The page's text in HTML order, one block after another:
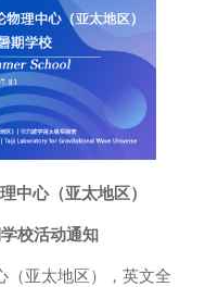
中心（亚太地区）
校活动通知
（亚太地区），英文全